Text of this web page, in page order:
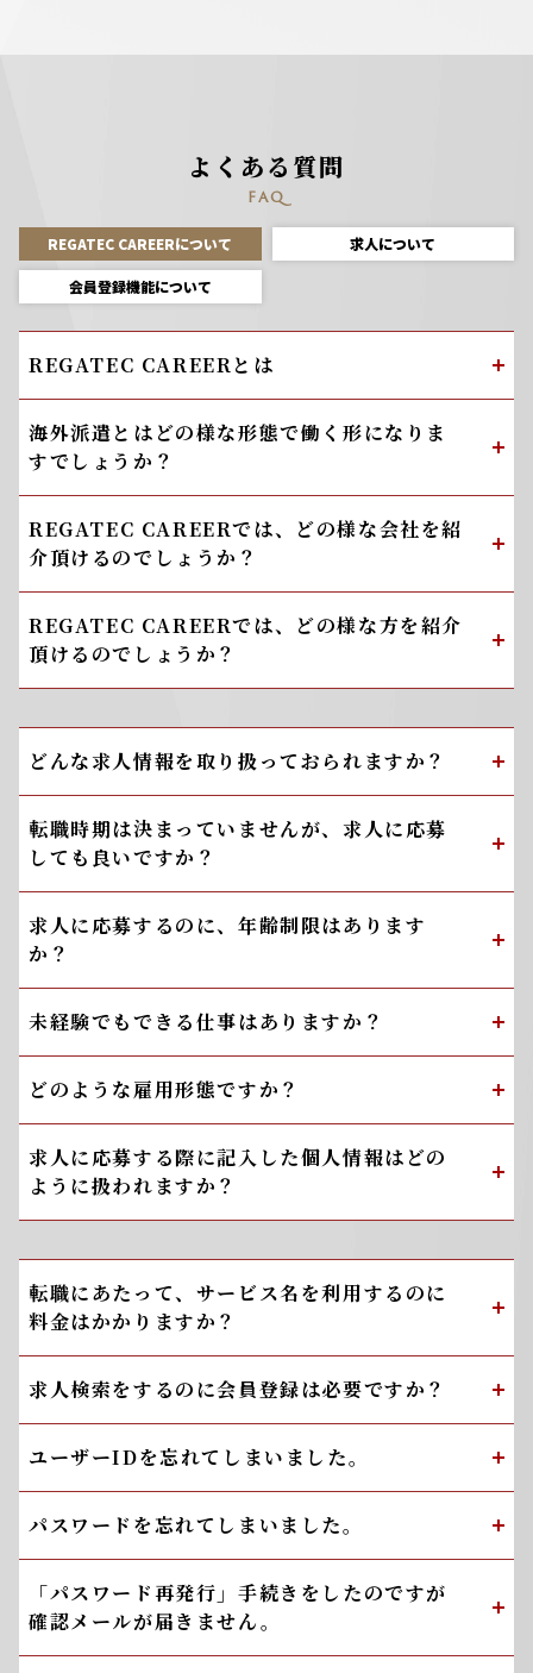
よくある質問
FAQ
REGATEC CAREERについて 求人について
会員登録機能について
REGATEC CAREERとは
海外派遣とはどの様な形態で働く形になりま
すでしょうか？
REGATEC CAREERでは、どの様な会社を紹
介頂けるのでしょうか？
REGATEC CAREERでは、どの様な方を紹介
頂けるのでしょうか？
どんな求人情報を取り扱っておられますか？
転職時期は決まっていませんが、求人に応募
しても良いですか？
求人に応募するのに、年齢制限はあります
か？
未経験でもできる仕事はありますか？
どのような雇用形態ですか？
求人に応募する際に記入した個人情報はどの
ように扱われますか？
転職にあたって、サービス名を利用するのに
料金はかかりますか？
求人検索をするのに会員登録は必要ですか？
ユーザーIDを忘れてしまいました。
パスワードを忘れてしまいました。
「パスワード再発行」手続きをしたのですが
確認メールが届きません。